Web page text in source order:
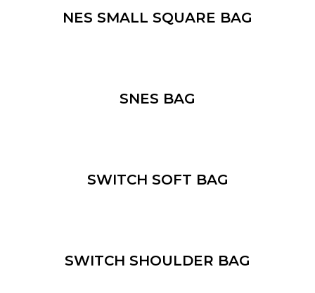
NES SMALL SQUARE BAG
SNES BAG
SWITCH SOFT BAG
SWITCH SHOULDER BAG